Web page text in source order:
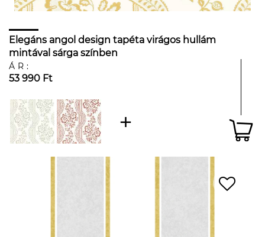
Elegáns angol design tapéta virágos hullám
mintával sárga színben
ÁR:
53 990 Ft